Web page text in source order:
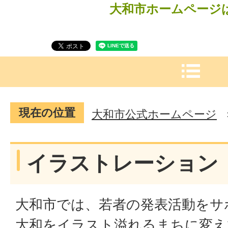
大和市ホームページ
現在の位置 大和市公式ホームページ
イラストレーション
大和市では、若者の発表活動を
大和をイラスト溢れるまちに変